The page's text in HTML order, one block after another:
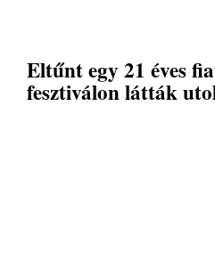
Eltűnt egy 21 éves
fesztiválon látták